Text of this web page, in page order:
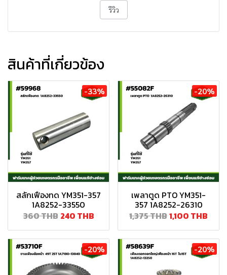
รีวิว
สินค้าที่เกี่ยวข้อง
-33%
สลักเฟืองทด YM351-357
1A8252-33550
360 THB 240 THB
-20%
เพลาตูด PTO YM351-
357 1A8252-26310
1,375 THB1,100 THB
-20% -20%